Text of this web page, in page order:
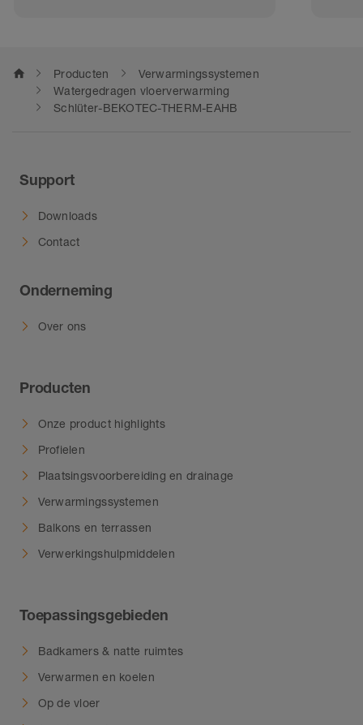
home Producten
Verwarmingssystemen
Watergedragen vloerverwarming
Schlüter-BEKOTEC-THERM-EAHB
Support
Downloads
Contact
Onderneming
Over ons
Producten
Onze product highlights
Profielen
Plaatsingsvoorbereiding en drainage
Verwarmingssystemen
Balkons en terrassen
Verwerkingshulpmiddelen
Toepassingsgebieden
Badkamers & natte ruimtes
Verwarmen en koelen
Op de vloer